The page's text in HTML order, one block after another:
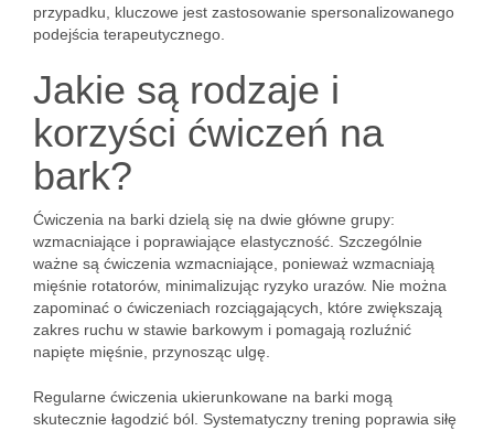
przypadku, kluczowe jest zastosowanie spersonalizowanego
podejścia terapeutycznego.
Jakie są rodzaje i
korzyści ćwiczeń na
bark?
Ćwiczenia na barki dzielą się na dwie główne grupy:
wzmacniające i poprawiające elastyczność. Szczególnie
ważne są ćwiczenia wzmacniające, ponieważ wzmacniają
mięśnie rotatorów, minimalizując ryzyko urazów. Nie można
zapominać o ćwiczeniach rozciągających, które zwiększają
zakres ruchu w stawie barkowym i pomagają rozluźnić
napięte mięśnie, przynosząc ulgę.
Regularne ćwiczenia ukierunkowane na barki mogą
skutecznie łagodzić ból. Systematyczny trening poprawia siłę